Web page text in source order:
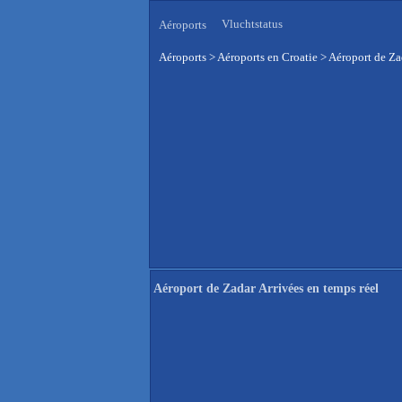
Aéroports Vluchtstatus
Aéroports >Aéroports en Croatie >Aéroport de
Aéroport de Zadar Arrivées en temps réel